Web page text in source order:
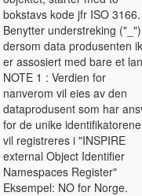
bokstavs kode jfr ISO 3166.
Benytter understreking ("_")
dersom data produsenten
er assosiert med bare et
NOTE 1 : Verdien for
nanverom vil eies av den
dataprodusent som har
for de unike
vil registreres i "INSPIRE
external Object Identifier
Namespaces Register"
Eksempel: NO for Norge.